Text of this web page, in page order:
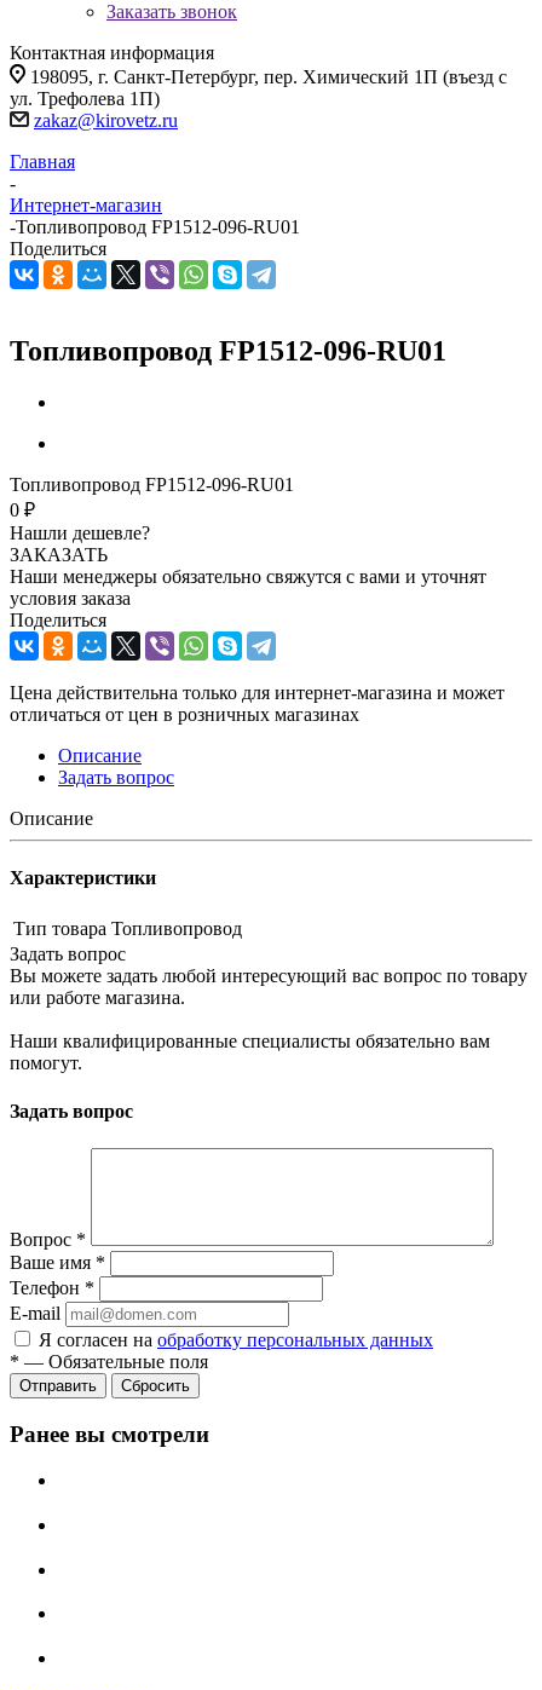
Заказать звонок
Контактная информация
198095, г. Санкт-Петербург, пер. Химический 1П (въезд с
ул. Трефолева 1П)
zakaz@kirovetz.ru
Главная
-
Интернет-магазин
-Топливопровод FP1512-096-RU01
Поделиться
Топливопровод FP1512-096-RU01
Топливопровод FP1512-096-RU01
0 ₽
Нашли дешевле?
ЗАКАЗАТЬ
Наши менеджеры обязательно свяжутся с вами и уточнят
условия заказа
Поделиться
Цена действительна только для интернет-магазина и может
отличаться от цен в розничных магазинах
Описание
Задать вопрос
Описание
Характеристики
Тип товара Топливопровод
Задать вопрос
Вы можете задать любой интересующий вас вопрос по товару
или работе магазина.
Наши квалифицированные специалисты обязательно вам
помогут.
Задать вопрос
Вопрос *
Ваше имя *
Телефон *
E-mail
Я согласен на обработку персональных данных
* — Обязательные поля
Сбросить
Ранее вы смотрели